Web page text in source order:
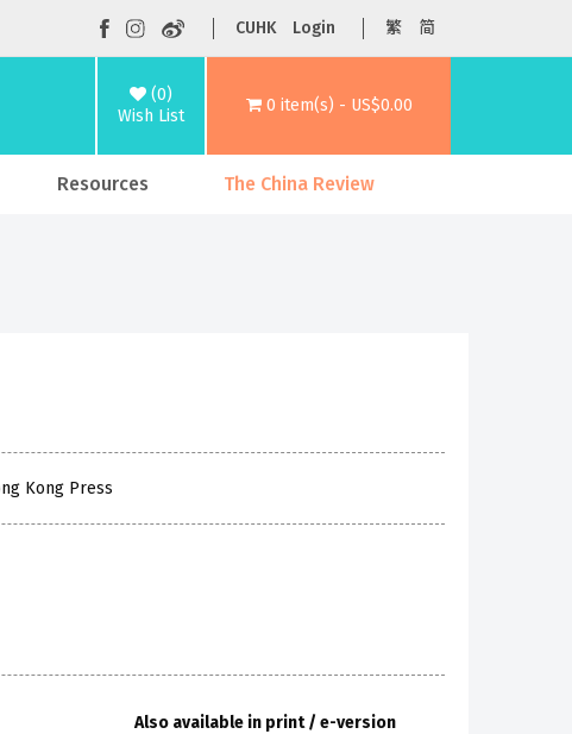
CUHK Login 繁 简
(0)
Wish List
0 item(s) - US$0.00
Resources The China Review
Kong Press
Also available in print / e-version